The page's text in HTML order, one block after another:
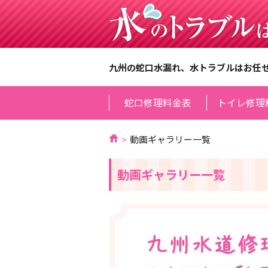
九州の蛇口水漏れ、水トラブルはお任
蛇口修理料金表 トイレ修
動画ギャラリー一覧
動画ギャラリー一覧